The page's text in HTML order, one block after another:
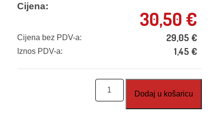
Cijena:
30,50 €
Cijena bez PDV-a: 29,05 €
Iznos PDV-a: 1,45 €
Dodaj u košaricu